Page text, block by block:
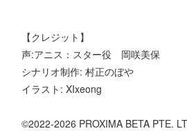
【クレジット】
声:アニス：スター役 岡咲美保
シナリオ制作: 村正のぼや
イラスト: XIxeong
©2022-2026 PROXIMA BETA PTE.